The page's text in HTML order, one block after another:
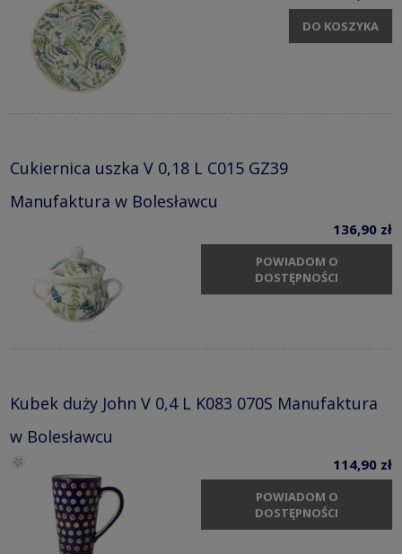
DO KOSZYKA
Cukiernica uszka V 0,18 L C015 GZ39
Manufaktura w Bolesławcu
136,90 zł
POWIADOM O
DOSTĘPNOŚCI
Kubek duży John V 0,4 L K083 070S Manufaktura
w Bolesławcu
114,90 zł
POWIADOM O
DOSTĘPNOŚCI